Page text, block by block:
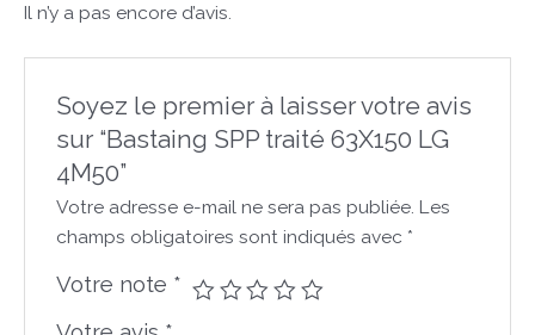
Il n’y a pas encore d’avis.
Soyez le premier à laisser votre avis
sur “Bastaing SPP traité 63X150 LG
4M50”
Votre adresse e-mail ne sera pas publiée. Les
champs obligatoires sont indiqués avec *
Votre note *